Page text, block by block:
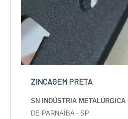
ZINCAGEM PRETA
SN INDÚSTRIA
DE PARNAÍBA - SP